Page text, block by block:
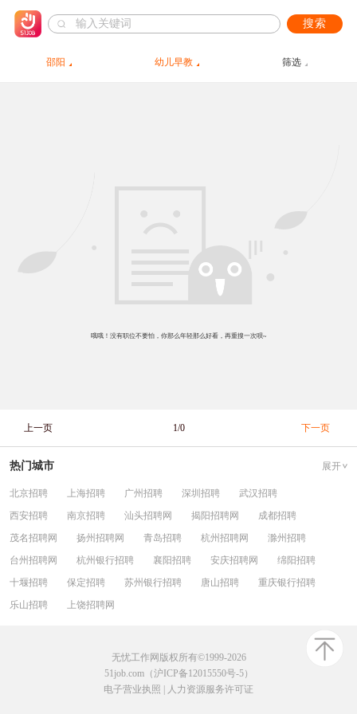
搜索
邵阳 幼儿早教 筛选
哦哦！没有职位不要怕，你那么年轻那么好看，再重搜一次呗~
上一页 1/0 下一页
热门城市 展开
北京招聘 上海招聘 广州招聘 深圳招聘
武汉招聘
西安招聘
南京招聘 汕头招聘网 揭阳招聘网
成都招聘
茂名招聘网
扬州招聘网 青岛招聘 杭州招聘网
滁州招聘
台州招聘网
杭州银行招聘 襄阳招聘 安庆招聘网
绵阳招聘
十堰招聘
保定招聘 苏州银行招聘 唐山招聘
重庆银行招聘
乐山招聘
上饶招聘网
无忧工作网版权所有©1999-2026
51job.com（沪ICP备12015550号-5）
电子营业执照
人力资源服务许可证